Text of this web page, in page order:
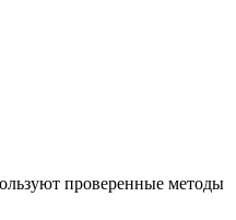
проверенные методы